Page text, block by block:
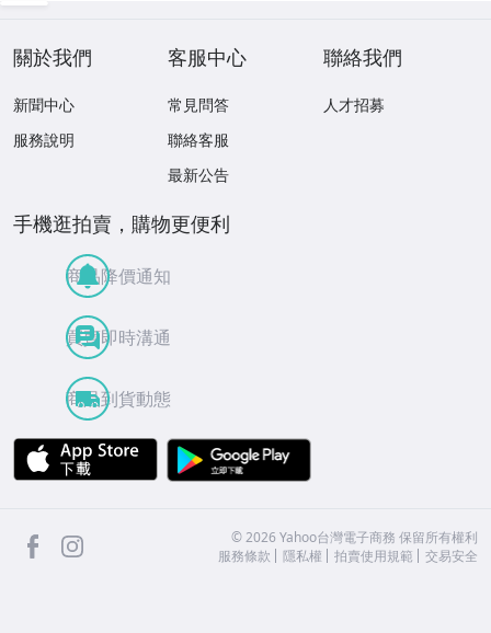
關於我們
新聞中心
服務說明
客服中心
常見問答
聯絡客服
最新公告
聯絡我們
人才招募
手機逛拍賣，購物更便利
商品降價通知
買賣即時溝通
商品到貨動態
APP Store
facebook ©2026 Yahoo台灣電子商務 保留所有權利
服務條款
隱私權 拍賣使用規範 交易安全